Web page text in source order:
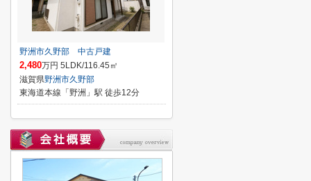
野洲市久野部 中古戸建
2,480万円 5LDK/116.45㎡
滋賀県野洲市久野部
東海道本線「野洲」駅 徒歩12分